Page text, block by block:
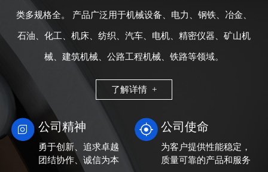
类多规格全。 产品广泛用于机械设备、电力、钢铁、冶金、
石油、化工、机床、纺织、汽车、电机、精密仪器、矿山机
械、建筑机械、公路工程机械、铁路等领域。
了解详情 +
公司精神
勇于创新、追求卓越
团结协作、诚信为本
公司使命
为客户提供性能稳定，
质量可靠的产品和服务